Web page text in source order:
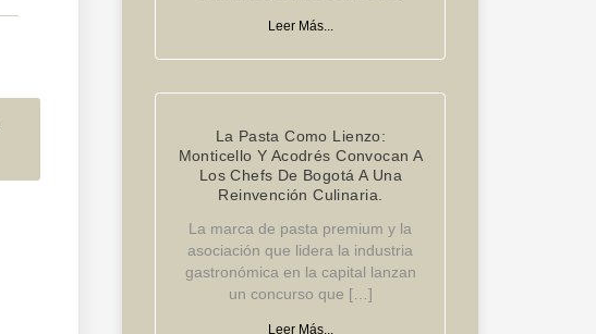
Leer Más...
La Pasta Como Lienzo:
Monticello Y Acodrés Convocan A
Los Chefs De Bogotá A Una
Reinvención Culinaria.
La marca de pasta premium y la
asociación que lidera la industria
gastronómica en la capital lanzan
un concurso que […]
Leer Más...